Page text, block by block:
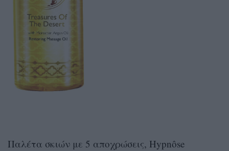
Παλέτα σκιών με 5 αποχρώσεις, Hypnôse